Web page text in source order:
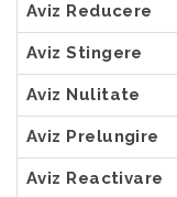
Aviz Reducere
Aviz Stingere
Aviz Nulitate
Aviz Prelungire
Aviz Reactivare